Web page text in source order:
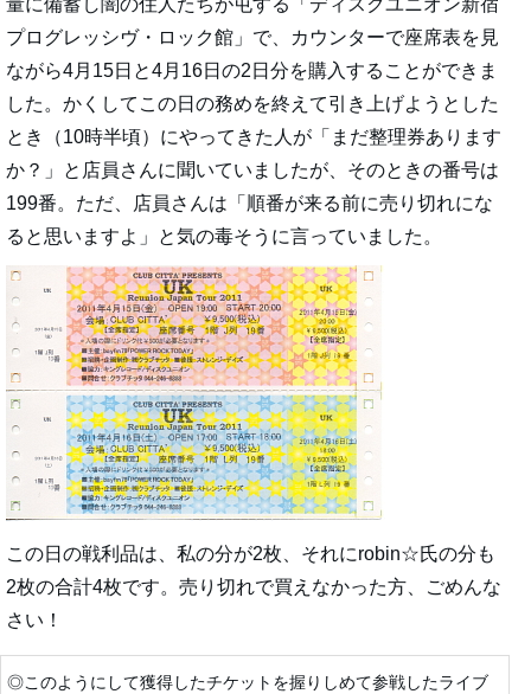
量に備蓄し闇の住人たちが屯する「ディスクユニオン新宿
プログレッシヴ・ロック館」で、カウンターで座席表を見
ながら4月15日と4月16日の2日分を購入することができま
した。かくしてこの日の務めを終えて引き上げようとした
とき（10時半頃）にやってきた人が「まだ整理券あります
か？」と店員さんに聞いていましたが、そのときの番号は
199番。ただ、店員さんは「順番が来る前に売り切れにな
ると思いますよ」と気の毒そうに言っていました。
この日の戦利品は、私の分が2枚、それにrobin☆氏の分も
2枚の合計4枚です。売り切れで買えなかった方、ごめんな
さい！
◎このようにして獲得したチケットを握りしめて参戦したライブ